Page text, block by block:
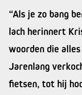
“Als je zo bang
lach herinnert
woorden die
Jarenlang
fietsen, tot hij